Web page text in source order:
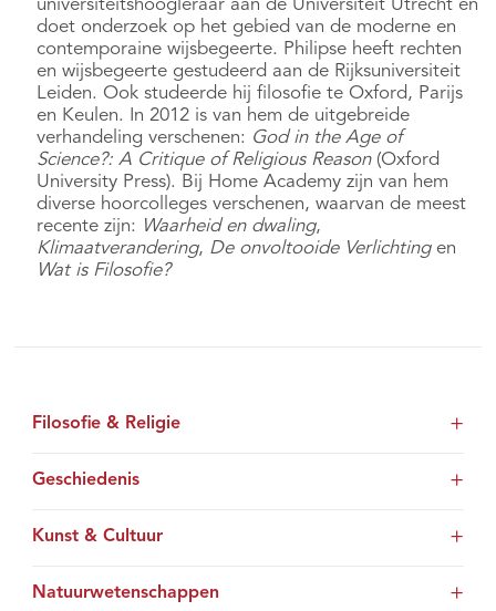
universiteitshoogleraar aan de Universiteit Utrecht en
doet onderzoek op het gebied van de moderne en
contemporaine wijsbegeerte. Philipse heeft rechten
en wijsbegeerte gestudeerd aan de Rijksuniversiteit
Leiden. Ook studeerde hij filosofie te Oxford, Parijs
en Keulen. In 2012 is van hem de uitgebreide
verhandeling verschenen: God in the Age of
Science?: A Critique of Religious Reason(Oxford
University Press). Bij Home Academy zijn van hem
diverse hoorcolleges verschenen, waarvan de meest
recente zijn: Waarheid en dwaling,
Klimaatverandering, De onvoltooide Verlichtingen
Wat is Filosofie?
Filosofie & Religie
Geschiedenis
Kunst & Cultuur
Natuurwetenschappen